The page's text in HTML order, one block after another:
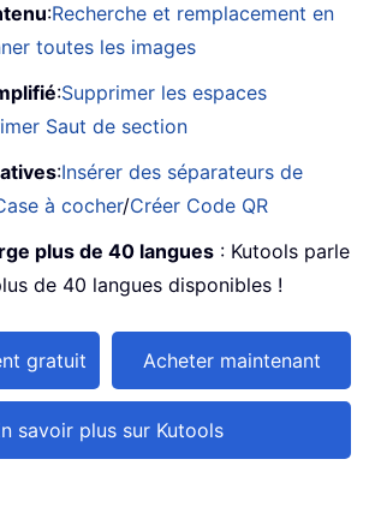
:Recherche et remplacement en
toutes les images
:Supprimer les espaces
Saut de section
:Insérer des séparateurs de
à cocher/Créer Code QR
plus de 40 langues : Kutools parle
de 40 langues disponibles !
gratuit Acheter maintenant
savoir plus sur Kutools